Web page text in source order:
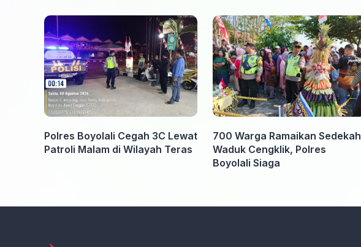
Polres Boyolali Cegah 3C Lewat
Patroli Malam di Wilayah Teras
700 Warga Ramaikan Sedekah
Waduk Cengklik, Polres
Boyolali Siaga